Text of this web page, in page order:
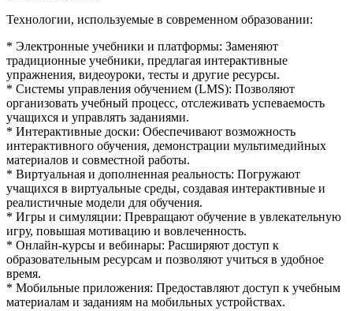
Технологии, используемые в современном образовании:
* Электронные учебники и платформы: Заменяют
традиционные учебники, предлагая интерактивные
упражнения, видеоуроки, тесты и другие ресурсы.
* Системы управления обучением (LMS): Позволяют
организовать учебный процесс, отслеживать успеваемость
учащихся и управлять заданиями.
* Интерактивные доски: Обеспечивают возможность
интерактивного обучения, демонстрации мультимедийных
материалов и совместной работы.
* Виртуальная и дополненная реальность: Погружают
учащихся в виртуальные среды, создавая интерактивные и
реалистичные модели для обучения.
* Игры и симуляции: Превращают обучение в увлекательную
игру, повышая мотивацию и вовлеченность.
* Онлайн-курсы и вебинары: Расширяют доступ к
образовательным ресурсам и позволяют учиться в удобное
время.
* Мобильные приложения: Предоставляют доступ к учебным
материалам и заданиям на мобильных устройствах.